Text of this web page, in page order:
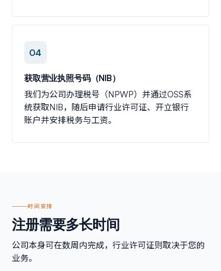
04
获取营业执照号码（NIB）
我们为公司办理税号（NPWP）并通过OSS系
统获取NIB，随后申请行业许可证、开立银行
账户并安排税务与工资。
时间安排
注册需要多长时间
公司本身可在数周内完成，行业许可证则取决于您的
业务。